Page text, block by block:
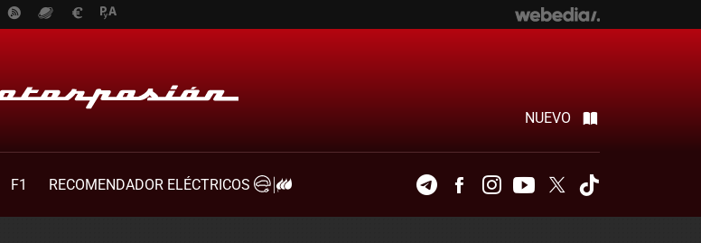
NUEVO
F1
RECOMENDADOR ELÉCTRICOS
TelegramFacebookInstagramYoutubeTwitter